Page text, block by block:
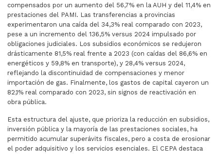
compensados por un aumento del 56,7% en la AUH y del 11,4% en
prestaciones del PAMI. Las transferencias a provincias
experimentaron una caída del 34,3% real comparado con 2023,
pese a un incremento del 136,5% versus 2024 impulsado por
obligaciones judiciales. Los subsidios económicos se redujeron
drásticamente 81,5% real frente a 2023 (con caídas del 86,6% en
energéticos y 59,8% en transporte), y 28,4% versus 2024,
reflejando la discontinuidad de compensaciones y menor
importación de gas. Finalmente, los gastos de capital cayeron un
82,1% real comparado con 2023, sin signos de reactivación en
obra pública.
Esta estructura del ajuste, que prioriza la reducción en subsidios,
inversión pública y la mayoría de las prestaciones sociales, ha
permitido acumular superávits fiscales, pero a costa de erosionar
el poder adquisitivo y los servicios esenciales. El CEPA destaca